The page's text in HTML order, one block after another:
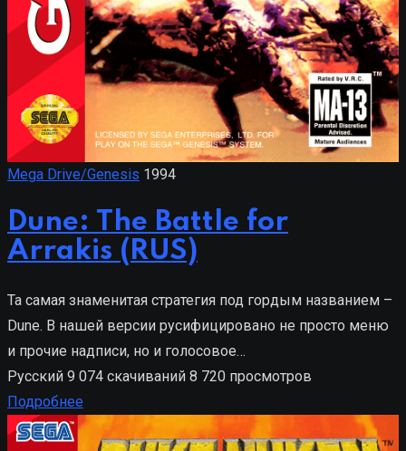
Mega Drive/Genesis 1994
Dune: The Battle for
Arrakis (RUS)
Та самая знаменитая стратегия под гордым названием –
Dune. В нашей версии русифицировано не просто меню
и прочие надписи, но и голосовое…
Русский 9 074 скачиваний 8 720 просмотров
Подробнее